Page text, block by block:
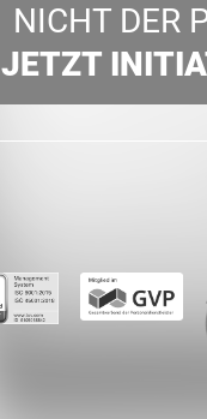
NICHT DER
JETZT